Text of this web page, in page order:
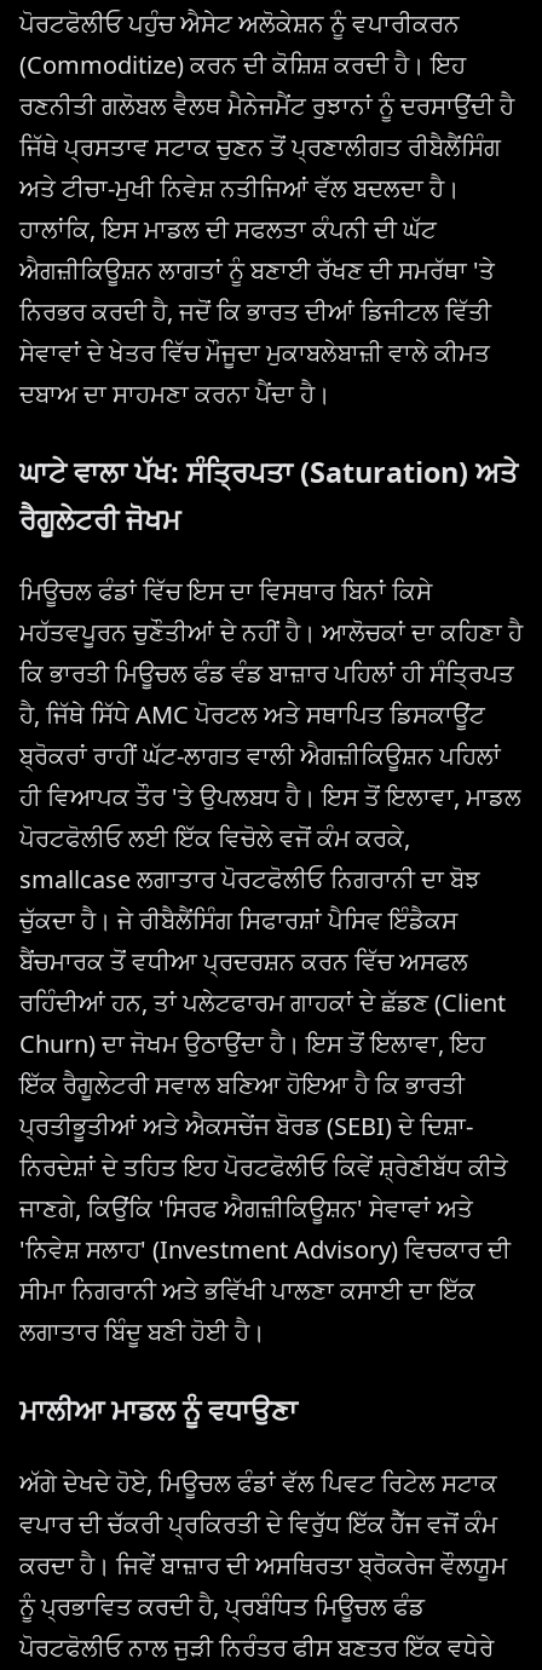
ਪੋਰਟਫੋਲੀਓ ਪਹੁੰਚ ਐਸੇਟ ਅਲੋਕੇਸ਼ਨ ਨੂੰ ਵਪਾਰੀਕਰਨ
(Commoditize) ਕਰਨ ਦੀ ਕੋਸ਼ਿਸ਼ ਕਰਦੀ ਹੈ। ਇਹ
ਰਣਨੀਤੀ ਗਲੋਬਲ ਵੈਲਥ ਮੈਨੇਜਮੈਂਟ ਰੁਝਾਨਾਂ ਨੂੰ ਦਰਸਾਉਂਦੀ ਹੈ
ਜਿੱਥੇ ਪ੍ਰਸਤਾਵ ਸਟਾਕ ਚੁਣਨ ਤੋਂ ਪ੍ਰਣਾਲੀਗਤ ਰੀਬੈਲੈਂਸਿੰਗ
ਅਤੇ ਟੀਚਾ-ਮੁਖੀ ਨਿਵੇਸ਼ ਨਤੀਜਿਆਂ ਵੱਲ ਬਦਲਦਾ ਹੈ।
ਹਾਲਾਂਕਿ, ਇਸ ਮਾਡਲ ਦੀ ਸਫਲਤਾ ਕੰਪਨੀ ਦੀ ਘੱਟ
ਐਗਜ਼ੀਕਿਊਸ਼ਨ ਲਾਗਤਾਂ ਨੂੰ ਬਣਾਈ ਰੱਖਣ ਦੀ ਸਮਰੱਥਾ 'ਤੇ
ਨਿਰਭਰ ਕਰਦੀ ਹੈ, ਜਦੋਂ ਕਿ ਭਾਰਤ ਦੀਆਂ ਡਿਜੀਟਲ ਵਿੱਤੀ
ਸੇਵਾਵਾਂ ਦੇ ਖੇਤਰ ਵਿੱਚ ਮੌਜੂਦਾ ਮੁਕਾਬਲੇਬਾਜ਼ੀ ਵਾਲੇ ਕੀਮਤ
ਦਬਾਅ ਦਾ ਸਾਹਮਣਾ ਕਰਨਾ ਪੈਂਦਾ ਹੈ।
ਘਾਟੇ ਵਾਲਾ ਪੱਖ: ਸੰਤ੍ਰਿਪਤਾ (Saturation) ਅਤੇ
ਰੈਗੂਲੇਟਰੀ ਜੋਖਮ
ਮਿਊਚਲ ਫੰਡਾਂ ਵਿੱਚ ਇਸ ਦਾ ਵਿਸਥਾਰ ਬਿਨਾਂ ਕਿਸੇ
ਮਹੱਤਵਪੂਰਨ ਚੁਣੌਤੀਆਂ ਦੇ ਨਹੀਂ ਹੈ। ਆਲੋਚਕਾਂ ਦਾ ਕਹਿਣਾ ਹੈ
ਕਿ ਭਾਰਤੀ ਮਿਊਚਲ ਫੰਡ ਵੰਡ ਬਾਜ਼ਾਰ ਪਹਿਲਾਂ ਹੀ ਸੰਤ੍ਰਿਪਤ
ਹੈ, ਜਿੱਥੇ ਸਿੱਧੇ AMC ਪੋਰਟਲ ਅਤੇ ਸਥਾਪਿਤ ਡਿਸਕਾਊਂਟ
ਬ੍ਰੋਕਰਾਂ ਰਾਹੀਂ ਘੱਟ-ਲਾਗਤ ਵਾਲੀ ਐਗਜ਼ੀਕਿਊਸ਼ਨ ਪਹਿਲਾਂ
ਹੀ ਵਿਆਪਕ ਤੌਰ 'ਤੇ ਉਪਲਬਧ ਹੈ। ਇਸ ਤੋਂ ਇਲਾਵਾ, ਮਾਡਲ
ਪੋਰਟਫੋਲੀਓ ਲਈ ਇੱਕ ਵਿਚੋਲੇ ਵਜੋਂ ਕੰਮ ਕਰਕੇ,
smallcase ਲਗਾਤਾਰ ਪੋਰਟਫੋਲੀਓ ਨਿਗਰਾਨੀ ਦਾ ਬੋਝ
ਚੁੱਕਦਾ ਹੈ। ਜੇ ਰੀਬੈਲੈਂਸਿੰਗ ਸਿਫਾਰਸ਼ਾਂ ਪੈਸਿਵ ਇੰਡੈਕਸ
ਬੈਂਚਮਾਰਕ ਤੋਂ ਵਧੀਆ ਪ੍ਰਦਰਸ਼ਨ ਕਰਨ ਵਿੱਚ ਅਸਫਲ
ਰਹਿੰਦੀਆਂ ਹਨ, ਤਾਂ ਪਲੇਟਫਾਰਮ ਗਾਹਕਾਂ ਦੇ ਛੱਡਣ (Client
Churn) ਦਾ ਜੋਖਮ ਉਠਾਉਂਦਾ ਹੈ। ਇਸ ਤੋਂ ਇਲਾਵਾ, ਇਹ
ਇੱਕ ਰੈਗੂਲੇਟਰੀ ਸਵਾਲ ਬਣਿਆ ਹੋਇਆ ਹੈ ਕਿ ਭਾਰਤੀ
ਪ੍ਰਤੀਭੂਤੀਆਂ ਅਤੇ ਐਕਸਚੇਂਜ ਬੋਰਡ (SEBI) ਦੇ ਦਿਸ਼ਾ-
ਨਿਰਦੇਸ਼ਾਂ ਦੇ ਤਹਿਤ ਇਹ ਪੋਰਟਫੋਲੀਓ ਕਿਵੇਂ ਸ਼੍ਰੇਣੀਬੱਧ ਕੀਤੇ
ਜਾਣਗੇ, ਕਿਉਂਕਿ 'ਸਿਰਫ ਐਗਜ਼ੀਕਿਊਸ਼ਨ' ਸੇਵਾਵਾਂ ਅਤੇ
'ਨਿਵੇਸ਼ ਸਲਾਹ' (Investment Advisory) ਵਿਚਕਾਰ ਦੀ
ਸੀਮਾ ਨਿਗਰਾਨੀ ਅਤੇ ਭਵਿੱਖੀ ਪਾਲਣਾ ਕਸਾਈ ਦਾ ਇੱਕ
ਲਗਾਤਾਰ ਬਿੰਦੂ ਬਣੀ ਹੋਈ ਹੈ।
ਮਾਲੀਆ ਮਾਡਲ ਨੂੰ ਵਧਾਉਣਾ
ਅੱਗੇ ਦੇਖਦੇ ਹੋਏ, ਮਿਊਚਲ ਫੰਡਾਂ ਵੱਲ ਪਿਵਟ ਰਿਟੇਲ ਸਟਾਕ
ਵਪਾਰ ਦੀ ਚੱਕਰੀ ਪ੍ਰਕਿਰਤੀ ਦੇ ਵਿਰੁੱਧ ਇੱਕ ਹੈੱਜ ਵਜੋਂ ਕੰਮ
ਕਰਦਾ ਹੈ। ਜਿਵੇਂ ਬਾਜ਼ਾਰ ਦੀ ਅਸਥਿਰਤਾ ਬ੍ਰੋਕਰੇਜ ਵੌਲਯੂਮ
ਨੂੰ ਪ੍ਰਭਾਵਿਤ ਕਰਦੀ ਹੈ, ਪ੍ਰਬੰਧਿਤ ਮਿਊਚਲ ਫੰਡ
ਪੋਰਟਫੋਲੀਓ ਨਾਲ ਜੁੜੀ ਨਿਰੰਤਰ ਫੀਸ ਬਣਤਰ ਇੱਕ ਵਧੇਰੇ